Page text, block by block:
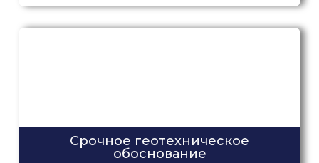
Срочное геотехническое
обоснование